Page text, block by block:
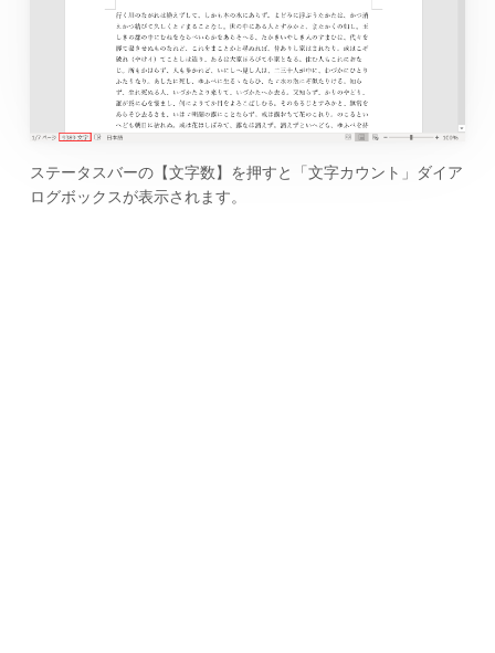
ステータスバーの【文字数】を押すと「文字カウント」ダイア
ログボックスが表示されます。